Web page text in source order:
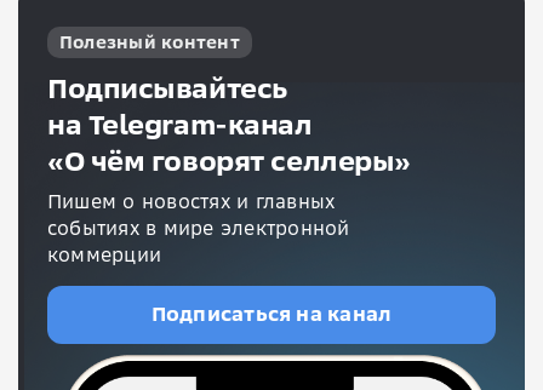
Полезный контент
Подписывайтесь
на Telegram-канал
«О чём говорят селлеры»
Пишем о новостях и главных
событиях в мире электронной
коммерции
Подписаться на канал